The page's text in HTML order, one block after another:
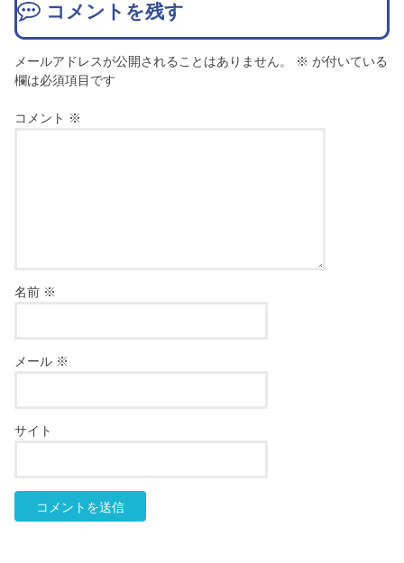
コメントを残す
メールアドレスが公開されることはありません。 ※ が付いている
欄は必須項目です
コメント ※
名前 ※
メール ※
サイト